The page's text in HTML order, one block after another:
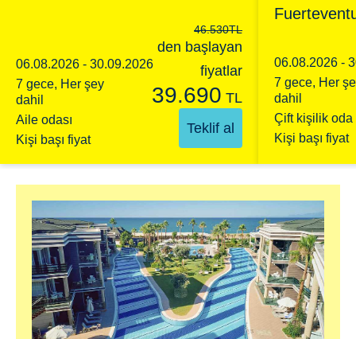
06.08.2026 - 30.09.2026
7 gece, Her şey
dahil
Aile odası
Kişi başı fiyat
46.530TL
den başlayan
fiyatlar
39.690 TL
Teklif al
06.08.2026 -
7 gece, Her
dahil
Çift kişilik oda
Kişi başı fiyat